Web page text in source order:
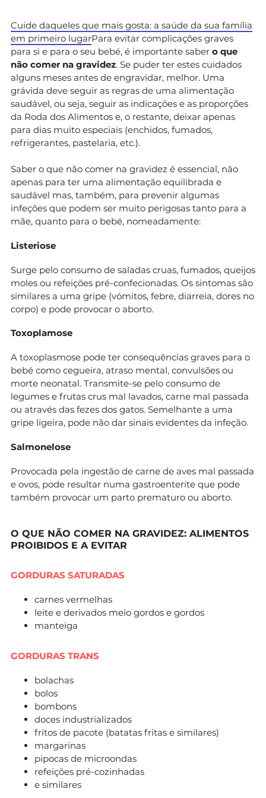
Cuide daqueles que mais gosta: a saúde da sua família
em primeiro lugarPara evitar complicações graves
para si e para o seu bebé, é importante saber o que
não comer na gravidez. Se puder ter estes cuidados
alguns meses antes de engravidar, melhor. Uma
grávida deve seguir as regras de uma alimentação
saudável, ou seja, seguir as indicações e as proporções
da Roda dos Alimentos e, o restante, deixar apenas
para dias muito especiais (enchidos, fumados,
refrigerantes, pastelaria, etc.).
Saber o que não comer na gravidez é essencial, não
apenas para ter uma alimentação equilibrada e
saudável mas, também, para prevenir algumas
infeções que podem ser muito perigosas tanto para a
mãe, quanto para o bebé, nomeadamente:
Listeriose
Surge pelo consumo de saladas cruas, fumados, queijos
moles ou refeições pré-confecionadas. Os sintomas são
similares a uma gripe (vómitos, febre, diarreia, dores no
corpo) e pode provocar o aborto.
Toxoplamose
A toxoplasmose pode ter consequências graves para o
bebé como cegueira, atraso mental, convulsões ou
morte neonatal. Transmite-se pelo consumo de
legumes e frutas crus mal lavados, carne mal passada
ou através das fezes dos gatos. Semelhante a uma
gripe ligeira, pode não dar sinais evidentes da infeção.
Salmonelose
Provocada pela ingestão de carne de aves mal passada
e ovos, pode resultar numa gastroenterite que pode
também provocar um parto prematuro ou aborto.
O QUE NÃO COMER NA GRAVIDEZ: ALIMENTOS
PROIBIDOS E A EVITAR
GORDURAS SATURADAS
carnes vermelhas
leite e derivados meio gordos e gordos
manteiga
GORDURAS TRANS
bolachas
bolos
bombons
doces industrializados
fritos de pacote (batatas fritas e similares)
margarinas
pipocas de microondas
refeições pré-cozinhadas
e similares